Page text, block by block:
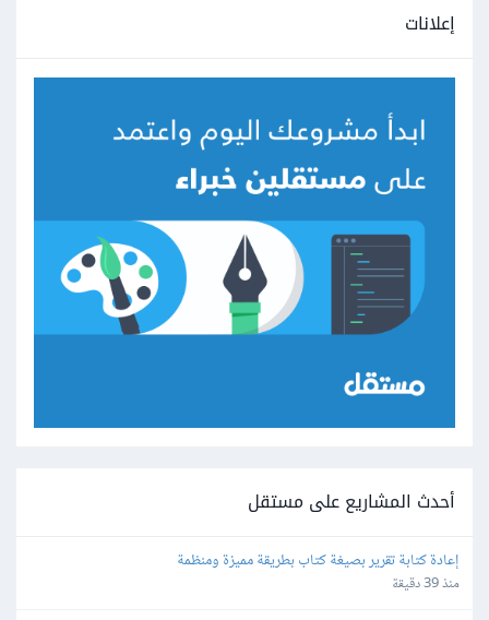
إعلانات
أحدث المشاريع على مستقل
إعادة كتابة تقرير بصيغة كتاب بطريقة مميزة ومنظمة
منذ 39 دقيقة